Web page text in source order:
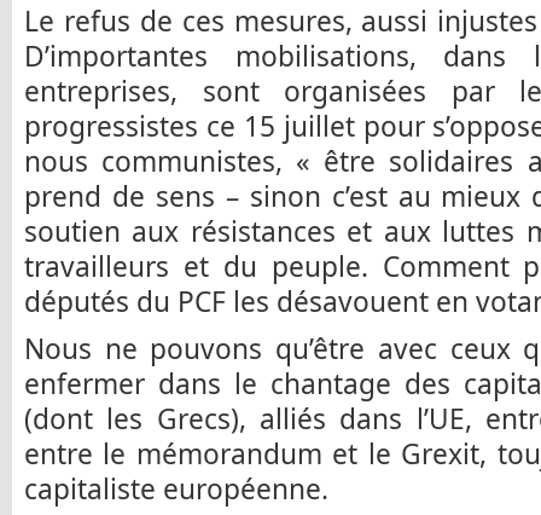
Le refus de ces mesures, aussi
D’importantes mobilisations,
entreprises, sont organisées par
progressistes ce 15 juillet pour
nous communistes, « être solidaires
prend de sens – sinon c’est au mieux
soutien aux résistances et aux luttes
travailleurs et du peuple. Comment
députés du PCF les désavouent en
Nous ne pouvons qu’être avec ceux
enfermer dans le chantage des
(dont les Grecs), alliés dans l’UE,
entre le mémorandum et le Grexit,
capitaliste européenne.